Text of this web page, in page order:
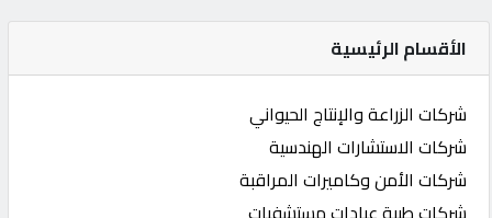
الأقسام الرئيسية
شركات الزراعة والإنتاج الحيواني
شركات الاستشارات الهندسية
شركات الأمن وكاميرات المراقبة